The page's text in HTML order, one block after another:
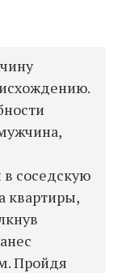
в соседскую
квартиры,
Пройдя